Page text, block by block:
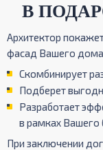
В
Архитектор
фасад Вашего дома
Скомбинирует
Подберет
Разработает
в рамках
При заключении